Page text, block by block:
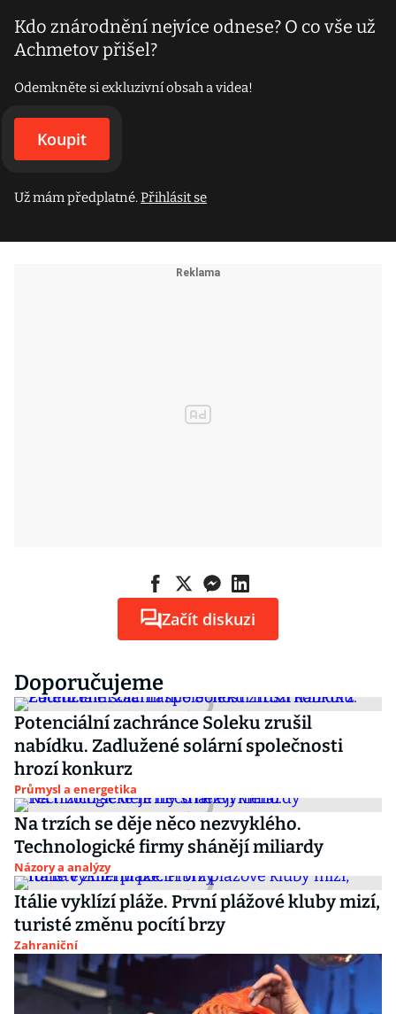
Kdo znárodnění nejvíce odnese? O co vše už
Achmetov přišel?
Odemkněte si exkluzivní obsah a videa!
Koupit
Už mám předplatné.Přihlásit se
Začít diskuzi
Doporučujeme
Potenciální zachránce Soleku zrušil
nabídku. Zadlužené solární společnosti
hrozí konkurz
Průmysl a energetika
Na trzích se děje něco nezvyklého.
Technologické firmy shánějí miliardy
Názory a analýzy
Itálie vyklízí pláže. První plážové kluby mizí,
turisté změnu pocítí brzy
Zahraniční